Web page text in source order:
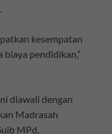
kesempatan
pendidikan,”
diawali dengan
Madrasah
MPd,